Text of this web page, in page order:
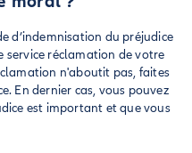
d’indemnisation du préjudice
service réclamation de votre
n'aboutit pas, faites
En dernier cas, vous pouvez
est important et que vous